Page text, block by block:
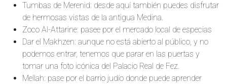
Tumbas de Merenid: desde aquí también puedes disfrutar
de hermosas vistas de la antigua Medina.
Zoco Al-Attarine: pasee por el mercado local de especias
Dar el Makhzen: aunque no está abierto al público, y no
podemos entrar, tenemos que parar en las puertas y
tomar una foto icónica del Palacio Real de Fez.
Mellah: pase por el barrio judío donde puede aprender